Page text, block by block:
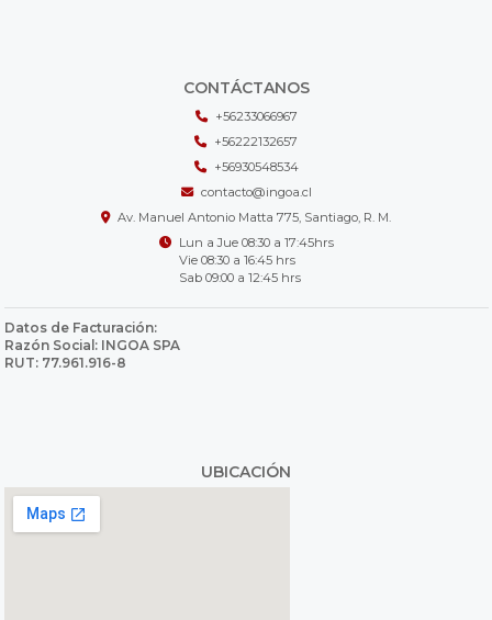
CONTÁCTANOS
+56233066967
+56222132657
+56930548534
contacto@ingoa.cl
Av. Manuel Antonio Matta 775, Santiago, R. M.
Lun a Jue 08:30 a 17:45hrs
Vie 08:30 a 16:45 hrs
Sab 09:00 a 12:45 hrs
Datos de Facturación:
Razón Social: INGOA SPA
RUT: 77.961.916-8
UBICACIÓN